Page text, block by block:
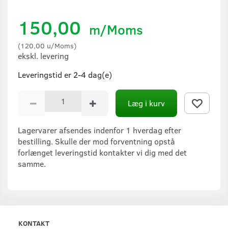
150,00 m/Moms
(120,00 u/Moms)
ekskl. levering
Leveringstid er 2-4 dag(e)
Læg i kurv
Lagervarer afsendes indenfor 1 hverdag efter
bestilling. Skulle der mod forventning opstå
forlænget leveringstid kontakter vi dig med det
samme.
KONTAKT